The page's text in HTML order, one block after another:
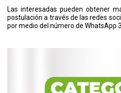
Las interesadas pueden obtener
postulación a través de las redes
por medio del número de WhatsApp